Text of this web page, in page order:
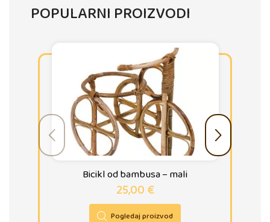
POPULARNI PROIZVODI
Bicikl od bambusa – mali
25,00€
Pogledaj proizvod